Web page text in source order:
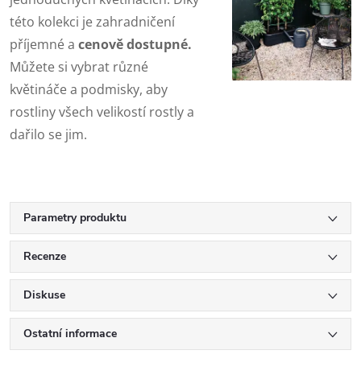
této kolekci je zahradničení
příjemné a cenově dostupné.
Můžete si vybrat různé
květináče a podmisky, aby
rostliny všech velikostí rostly a
dařilo se jim.
Parametry produktu
Recenze
Diskuse
Ostatní informace